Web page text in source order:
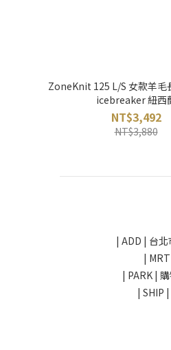
ZoneKnit 125 L/S 女款羊毛
icebreaker 紐西
NT$3,492
NT$3,880
| ADD | 台
|
| PARK |
| SHIP